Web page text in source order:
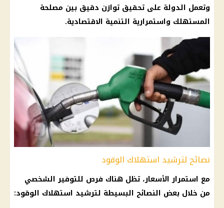
وتعمل الدولة على تحقيق توازن دقيق بين مصلحة
المستهلك واستمرارية التنمية الاقتصادية.
نصائح لترشيد استهلاك الوقود
مع استمرارالأسعار، تظل هناك فرص للتوفير الشخصي
من خلال بعض النصائح البسيطة لترشيد استهلاك الوقود: